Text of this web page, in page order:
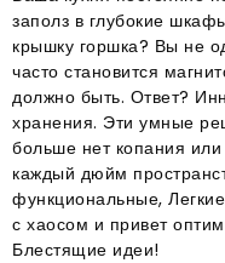
заполз в глубокие
крышку горшка? Вы не
часто становится
должно быть. Ответ?
хранения. Эти умные
больше нет копания
каждый дюйм
функциональные,
с хаосом и привет
Блестящие идеи!